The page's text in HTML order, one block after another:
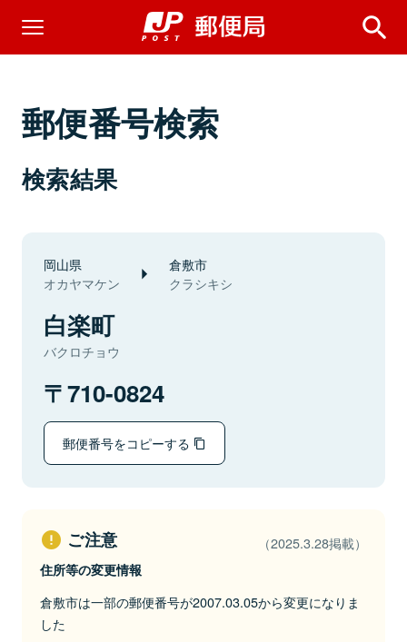
郵便番号検索
検索結果
岡山県
オカヤマケン
倉敷市
クラシキシ
白楽町
バクロチョウ
710-0824
郵便番号をコピーする
ご注意 （2025.3.28掲載）
住所等の変更情報
倉敷市は一部の郵便番号が2007.03.05から変更になりま
した